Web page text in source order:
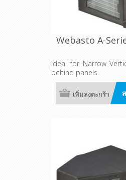
Webasto A-
Ideal for Narrow
behind panels.
เพิ่มลงตะกร้า